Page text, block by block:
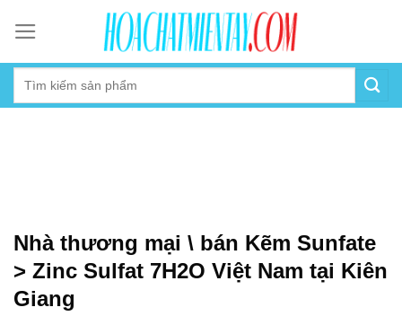
content
Nhà thương mại \ bán Kẽm Sunfate
> Zinc Sulfat 7H2O Việt Nam tại Kiên
Giang